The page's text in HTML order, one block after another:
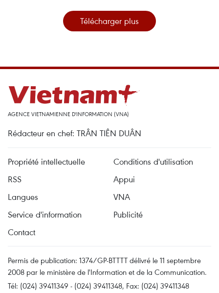
Télécharger plus
AGENCE VIETNAMIENNE D'INFORMATION (VNA)
Rédacteur en chef: TRÂN TIÊN DUÂN
Propriété intellectuelle
Conditions d'utilisation
RSS
Appui
Langues
VNA
Service d'information
Publicité
Contact
Permis de publication: 1374/GP-BTTTT délivré le 11 septembre
2008 par le ministère de l'Information et de la Communication.
Tél: (024) 39411349 - (024) 39411348, Fax: (024) 39411348